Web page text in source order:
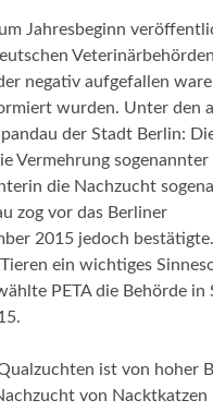
Jahresbeginn
negativ aufgefallen
wurden. Unter den
der Stadt Berlin:
Vermehrung sogenannter
die Nachzucht
zog vor das Berliner
2015 jedoch bestätigte.
ein wichtiges
PETA die Behörde in
ist von hoher
von Nacktkatzen